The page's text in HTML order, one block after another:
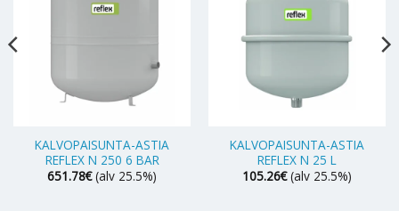
KALVOPAISUNTA-ASTIA
REFLEX N 250 6 BAR
651.78€ (alv 25.5%)
KALVOPAISUNTA-ASTIA
REFLEX N 25 L
105.26€ (alv 25.5%)